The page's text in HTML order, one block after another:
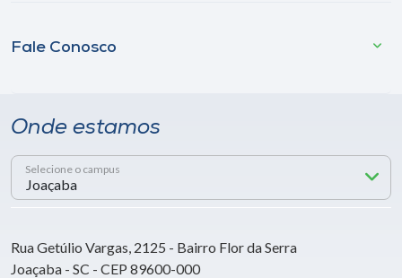
Fale Conosco
Onde estamos
Selecione o campus
Rua Getúlio Vargas, 2125 - Bairro Flor da Serra
Joaçaba - SC - CEP 89600-000